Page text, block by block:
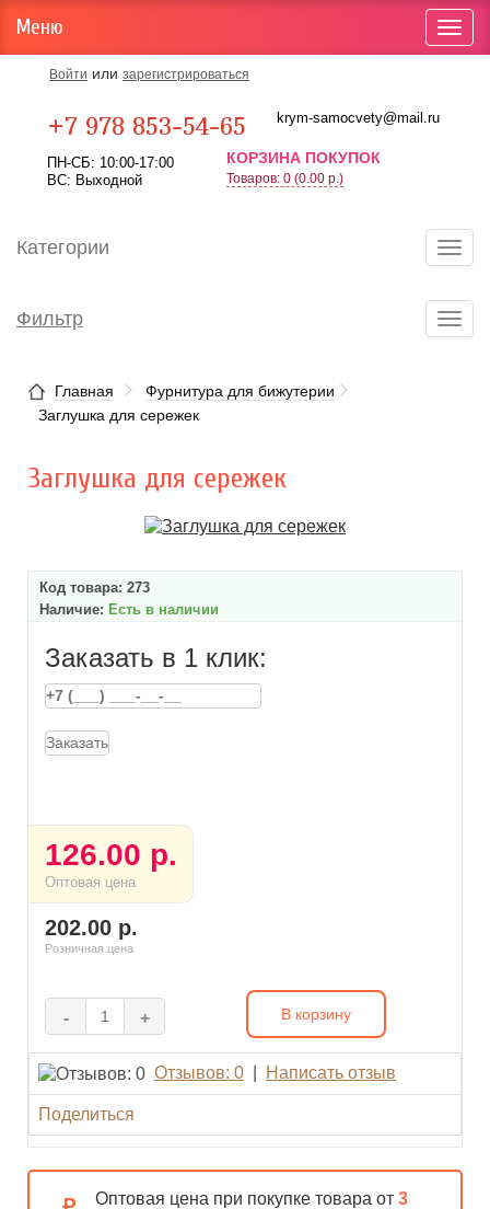
Войти или зарегистрироваться
+7 978 853-54-65 krym-samocvety@mail.ru
ПН-СБ: 10:00-17:00
ВС: Выходной
КОРЗИНА ПОКУПОК
Товаров: 0 (0.00 р.)
Меню
Категории
Фильтр
Главная
Фурнитура для бижутерии
Заглушка для сережек
Заглушка для сережек
Код товара: 273
Наличие: Есть в наличии
Заказать в 1 клик:
Заказать
126.00 р.
Оптовая цена
202.00 р.
Розничная цена
- + В корзину
Отзывов: 0 Написать отзыв
Поделиться
Оптовая цена при покупке товара от 3